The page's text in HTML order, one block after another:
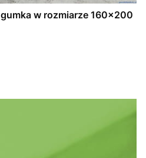
gumka w rozmiarze 160x200